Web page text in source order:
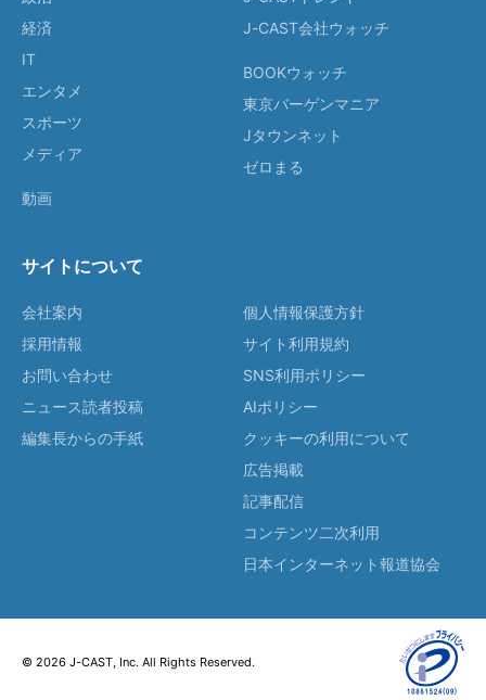
経済
IT
エンタメ
スポーツ
メディア
動画
J-CAST会社ウォッチ
BOOKウォッチ
東京バーゲンマニア
Jタウンネット
ゼロまる
サイトについて
会社案内
採用情報
お問い合わせ
ニュース読者投稿
編集長からの手紙
個人情報保護方針
サイト利用規約
SNS利用ポリシー
AIポリシー
クッキーの利用について
広告掲載
記事配信
コンテンツ二次利用
日本インターネット報道協会
© 2026 J-CAST, Inc. All Rights Reserved.